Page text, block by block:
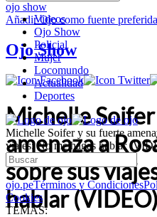
Videos
Ojo Show
Policial
Mujer
Locomundo
Actualidad
Deportes
Michelle Soifer y su fuerte
viajes: No me hagas hablar
ojo.peTérminos y Condiciones
Cookies
TEMAS:
ojo show
AñadirOjocomo fuente
Ojo Show
Michelle
amenaza a
sobre sus
hablar